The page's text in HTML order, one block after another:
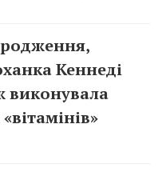
Кеннеді